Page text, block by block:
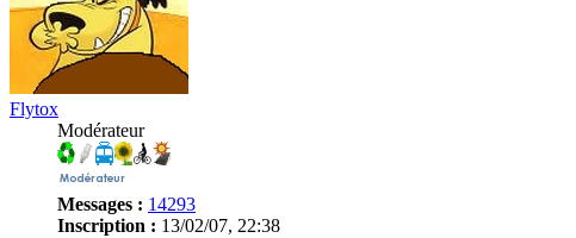
Flytox
Modérateur
Messages : 14293
Inscription : 13/02/07, 22:38